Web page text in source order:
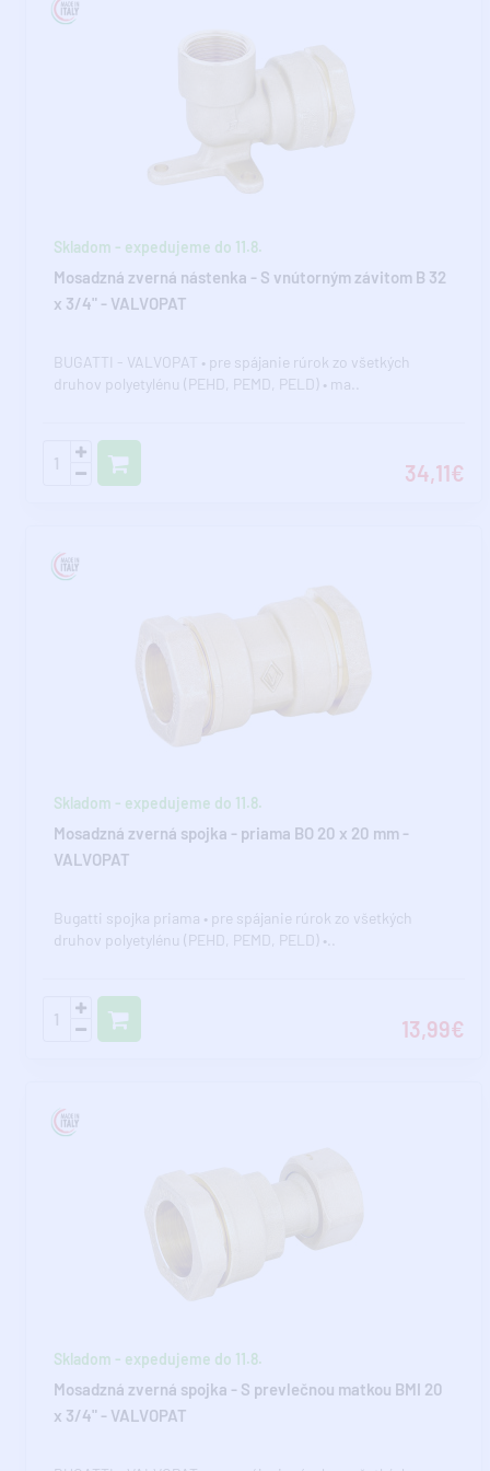
Skladom - expedujeme do 11.8.
Mosadzná zverná nástenka - S vnútorným závitom B 32
x 3/4" - VALVOPAT
BUGATTI - VALVOPAT • pre spájanie rúrok zo všetkých
druhov polyetylénu (PEHD, PEMD, PELD) • ma..
34,11€
Skladom - expedujeme do 11.8.
Mosadzná zverná spojka - priama BO 20 x 20 mm -
VALVOPAT
Bugatti spojka priama • pre spájanie rúrok zo všetkých
druhov polyetylénu (PEHD, PEMD, PELD) •..
13,99€
Skladom - expedujeme do 11.8.
Mosadzná zverná spojka - S prevlečnou matkou BMI 20
x 3/4" - VALVOPAT